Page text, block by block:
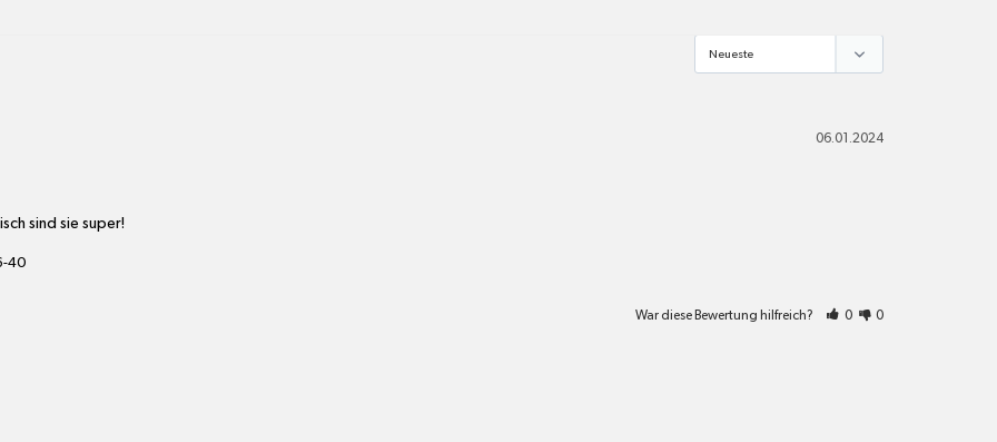
06.01.2024
sind sie super!
40
War diese Bewertung hilfreich? 0 0